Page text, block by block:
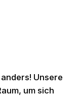
Unsere
um sich